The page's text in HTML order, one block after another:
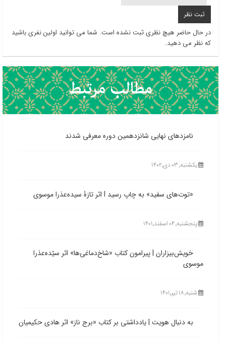
در حال حاضر هیچ نظری ثبت نشده است. شما می توانید اولین نفری باشید
که نظر می دهید.
نامزدهای نهایی شانزدهمین دوره معرفی شدند
یکشنبه, ۰۳ دی,۱۴۰۲
«توت‌های سفید» به چاپ رسید l اثر تازۀ سیده‌عذرا موسوی
پنجشنبه, ۰۴ اسفند,۱۴۰۱
خویش‌بیزاران | پیرامون کتاب «شاخ‌دماغی‌ها» اثر سیّده‌عذرا
موسوی
شنبه, ۱۸ تیر,۱۴۰۱
به دنبال هویت | یادداشتی بر کتاب «برج ناز» اثر هادی حکیمیان